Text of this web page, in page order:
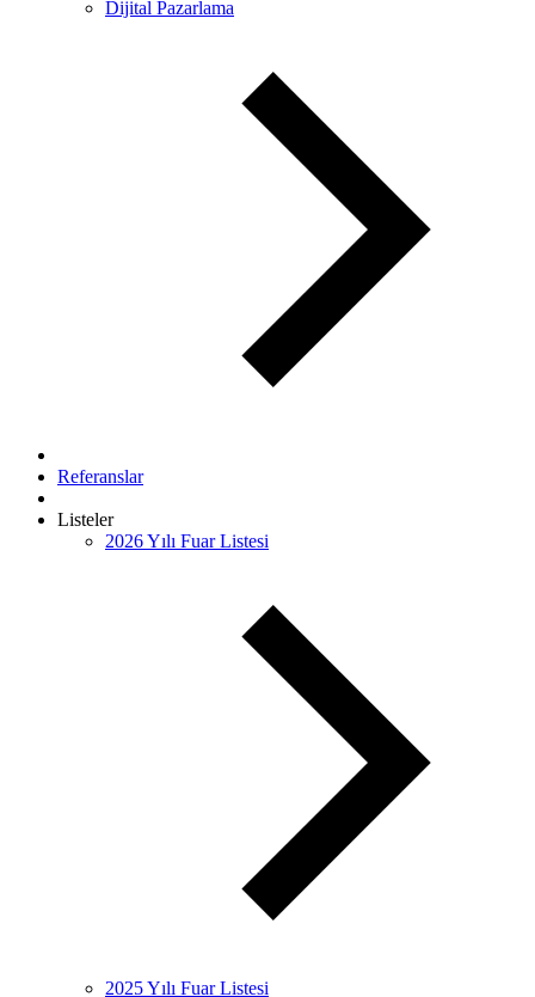
Dijital Pazarlama
Referanslar
Listeler
2026 Yılı Fuar Listesi
2025 Yılı Fuar Listesi